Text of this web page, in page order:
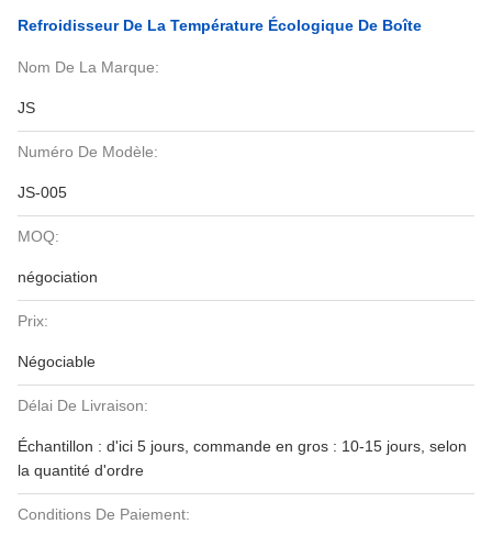
Refroidisseur De La Température Écologique De Boîte
Nom De La Marque:
JS
Numéro De Modèle:
JS-005
MOQ:
négociation
Prix:
Négociable
Délai De Livraison:
Échantillon : d'ici 5 jours, commande en gros : 10-15 jours, selon
la quantité d'ordre
Conditions De Paiement: